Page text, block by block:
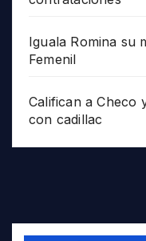
Iguala Romina su
Femenil
Califican a Checo
con cadillac